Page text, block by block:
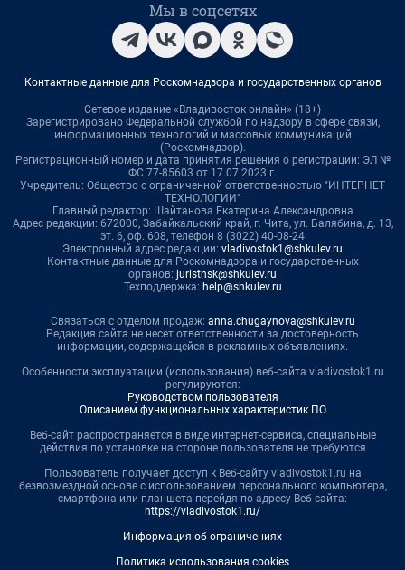
Мы в соцсетях
Контактные данные для Роскомнадзора и государственных органов
Сетевое издание «Владивосток онлайн» (18+)
Зарегистрировано Федеральной службой по надзору в сфере связи,
информационных технологий и массовых коммуникаций
(Роскомнадзор).
Регистрационный номер и дата принятия решения о регистрации: ЭЛ №
ФС 77-85603 от 17.07.2023 г.
Учредитель: Общество с ограниченной ответственностью "ИНТЕРНЕТ
ТЕХНОЛОГИИ"
Главный редактор: Шайтанова Екатерина Александровна
Адрес редакции: 672000, Забайкальский край, г. Чита, ул. Балябина, д. 13,
эт. 6, оф. 608, телефон 8 (3022) 40-08-24
Электронный адрес редакции: vladivostok1@shkulev.ru
Контактные данные для Роскомнадзора и государственных
органов: juristnsk@shkulev.ru
Техподдержка: help@shkulev.ru
Связаться с отделом продаж: anna.chugaynova@shkulev.ru
Редакция сайта не несет ответственности за достоверность
информации, содержащейся в рекламных объявлениях.
Особенности эксплуатации (использования) веб-сайта vladivostok1.ru
регулируются:
Руководством пользователя
Описанием функциональных характеристик ПО
Веб-сайт распространяется в виде интернет-сервиса, специальные
действия по установке на стороне пользователя не требуются
Пользователь получает доступ к Веб-сайту vladivostok1.ru на
безвозмездной основе с использованием персонального компьютера,
смартфона или планшета перейдя по адресу Веб-сайта:
https://vladivostok1.ru/
Информация об ограничениях
Политика использования cookies